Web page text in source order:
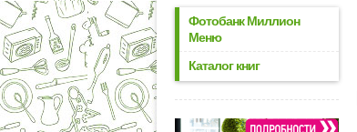
Фотобанк Миллион
Меню
Каталог книг